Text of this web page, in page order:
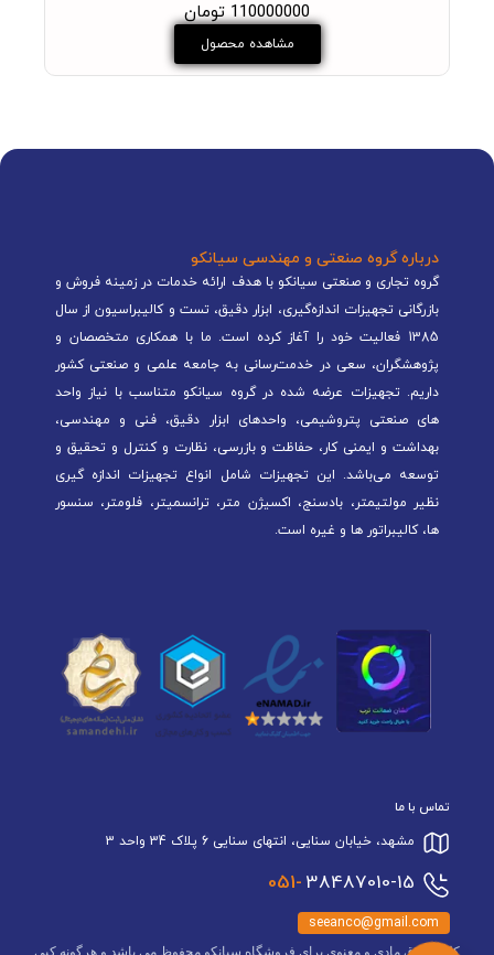
110000000 تومان
مشاهده محصول
درباره گروه صنعتی و مهندسی سیانکو
گروه تجاری و صنعتی سیانکو با هدف ارائه خدمات در زمینه فروش و
بازرگانی تجهیزات اندازه‌گیری، ابزار دقیق، تست و کالیبراسیون از سال
1385 فعالیت خود را آغاز کرده است. ما با همکاری متخصصان و
پژوهشگران، سعی در خدمت‌رسانی به جامعه علمی و صنعتی کشور
داریم. تجهیزات عرضه شده در گروه سیانکو متناسب با نیاز واحد
های صنعتی پتروشیمی، واحدهای ابزار دقیق، فنی و مهندسی،
بهداشت و ایمنی کار، حفاظت و بازرسی، نظارت و کنترل و تحقیق و
توسعه می‌باشد. این تجهیزات شامل انواع تجهیزات اندازه گیری
نظیر مولتیمتر، بادسنج، اکسیژن متر، ترانسمیتر، فلومتر، سنسور
ها، کالیبراتور ها و غیره است.
تماس با ما
مشهد، خیابان سنایی، انتهای سنایی 6 پلاک 34 واحد 3
051- 38487010-15
seeanco@gmail.com
کلیه حقوق مادی و معنوی برای فروشگاه سیانکو محفوظ می باشد و هرگونه کپی